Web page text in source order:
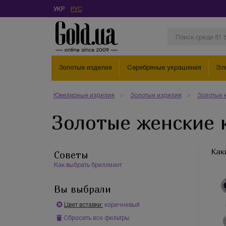
УКР РУС
Золотые изделия Серебряные украшения
Ювелирные изделия Золотые изделия Золотые
Золотые женские
Советы
Как выбрать бриллиант
Вы выбрали
Цвет вставки: коричневый
Сбросить все фильтры